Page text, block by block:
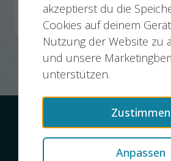
München
Datenschutz
akzeptierst du die
Cookies auf deinem
Nutzung der Website zu
und unsere
unterstützen.
Zustimmen
Anpassen